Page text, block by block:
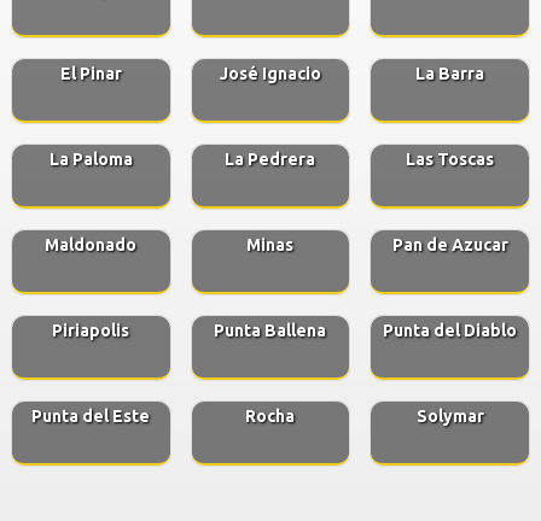
El Pinar José Ignacio La Barra
La Paloma La Pedrera Las Toscas
Maldonado Minas Pan de Azucar
Piriapolis Punta Ballena Punta del Diablo
Punta del Este Rocha Solymar